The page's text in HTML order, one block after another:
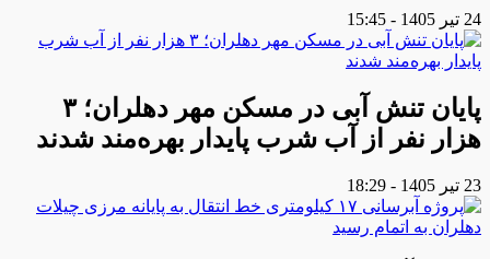
24 تیر 1405 - 15:45
پایان تنش آبی در مسکن مهر دهلران؛ ۳
هزار نفر از آب شرب پایدار بهره‌مند شدند
23 تیر 1405 - 18:29